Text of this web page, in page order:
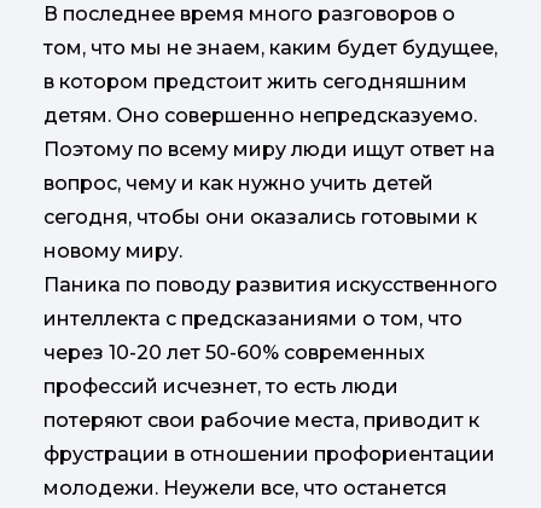
В последнее время много разговоров о
том, что мы не знаем, каким будет будущее,
в котором предстоит жить сегодняшним
детям. Оно совершенно непредсказуемо.
Поэтому по всему миру люди ищут ответ на
вопрос, чему и как нужно учить детей
сегодня, чтобы они оказались готовыми к
новому миру.
Паника по поводу развития искусственного
интеллекта с предсказаниями о том, что
через 10-20 лет 50-60% современных
профессий исчезнет, то есть люди
потеряют свои рабочие места, приводит к
фрустрации в отношении профориентации
молодежи. Неужели все, что останется